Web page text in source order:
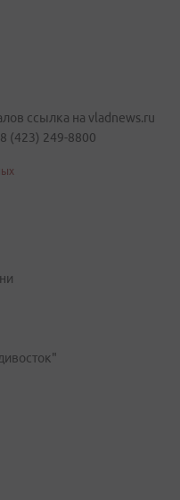
ссылка на vladnews.ru
(423) 249-8800